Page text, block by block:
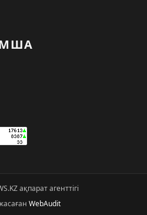
ақпарат агенттігі
WebAudit